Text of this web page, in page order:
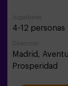
Jugadores
4-12 personas
Dirección
Madrid,
Prosperidad